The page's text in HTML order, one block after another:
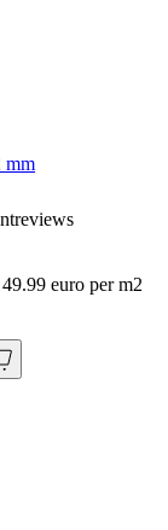
mm
euro per m2